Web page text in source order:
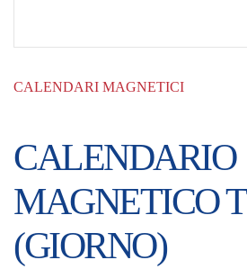
CALENDARI MAGNETICI
CALENDARIO
MAGNETICO
(GIORNO)